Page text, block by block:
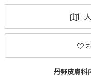
丹野皮膚科